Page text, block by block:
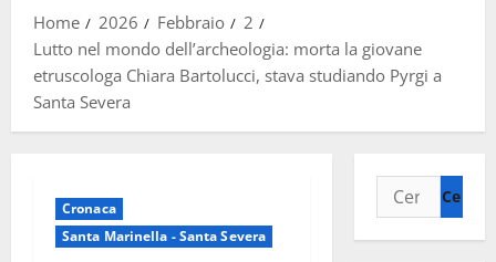
Home
2026 Febbraio
2
Lutto nel mondo dell’archeologia: morta la giovane
etruscologa Chiara Bartolucci, stava studiando Pyrgi a
Santa Severa
Cronaca
Santa Marinella - Santa Severa
Ricerca
per: